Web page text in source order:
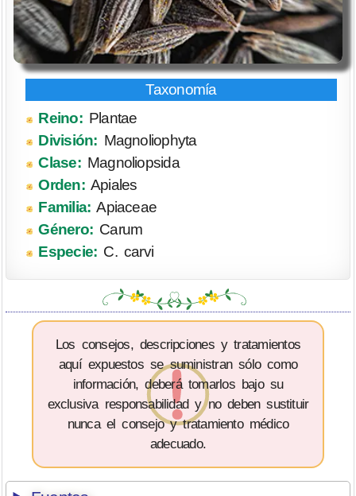
Reino:Plantae
División: Magnoliophyta
Clase:Magnoliopsida
Orden:Apiales
Familia: Apiaceae
Género: Carum
Especie: C. carvi
Los consejos, descripciones y tratamientos
aquí expuestos se suministran sólo como
información, deberá tomarlos bajo su
exclusiva responsabilidad y no deben sustituir
nunca el consejo y tratamiento médico
adecuado.